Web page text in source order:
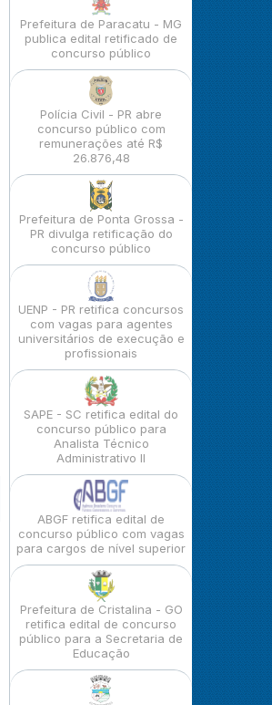
Prefeitura de Paracatu - MG
publica edital retificado de
concurso público
Polícia Civil - PR abre
concurso público com
remunerações até R$
26.876,48
Prefeitura de Ponta Grossa -
PR divulga retificação do
concurso público
UENP - PR retifica concursos
com vagas para agentes
universitários de execução e
profissionais
SAPE - SC retifica edital do
concurso público para
Analista Técnico
Administrativo II
ABGF retifica edital de
concurso público com vagas
para cargos de nível superior
Prefeitura de Cristalina - GO
retifica edital de concurso
público para a Secretaria de
Educação